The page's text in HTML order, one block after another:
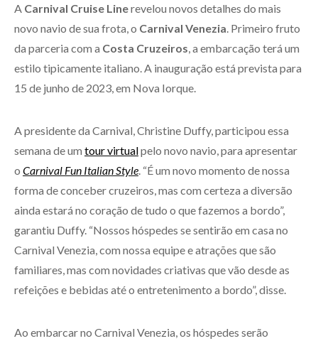
A Carnival Cruise Linerevelou novos detalhes do mais
novo navio de sua frota, o Carnival Venezia . Primeiro fruto
da parceria com a Costa Cruzeiros , a embarcação terá um
estilo tipicamente italiano. A inauguração está prevista para
15 de junho de 2023, em Nova Iorque.
A presidente da Carnival, Christine Duffy, participou essa
semana de um tour virtualpelo novo navio, para apresentar
o Carnival Fun Italian Style . “É um novo momento de nossa
forma de conceber cruzeiros, mas com certeza a diversão
ainda estará no coração de tudo o que fazemos a bordo”,
garantiu Duffy. “Nossos hóspedes se sentirão em casa no
Carnival Venezia, com nossa equipe e atrações que são
familiares, mas com novidades criativas que vão desde as
refeições e bebidas até o entretenimento a bordo”, disse.
Ao embarcar no Carnival Venezia, os hóspedes serão